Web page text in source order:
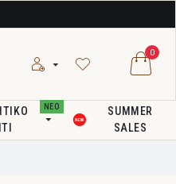
0
ΝΕΟ
SUMMER
SALES